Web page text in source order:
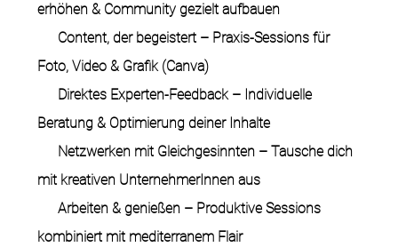
erhöhen & Community gezielt aufbauen
Content, der begeistert– Praxis-Sessions für
Foto, Video & Grafik (Canva)
Direktes Experten-Feedback– Individuelle
Beratung & Optimierung deiner Inhalte
Netzwerken mit Gleichgesinnten– Tausche dich
mit kreativen UnternehmerInnen aus
Arbeiten & genießen– Produktive Sessions
kombiniert mit mediterranem Flair